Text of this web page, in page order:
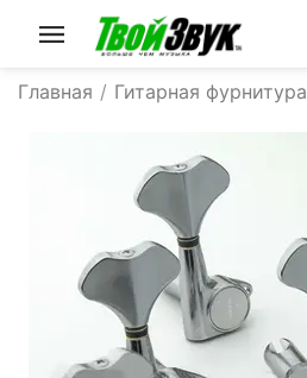
Главная / Гитарная фурнитура